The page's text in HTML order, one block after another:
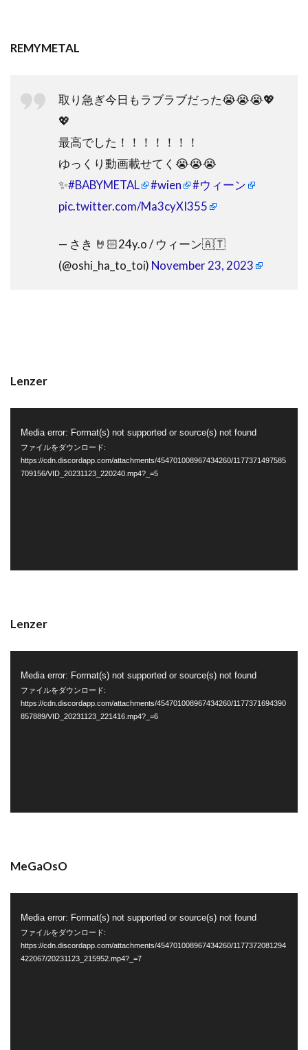
REMYMETAL
取り急ぎ今日もラブラブだった😭😭😭💖
💖
最高でした！！！！！！！
ゆっくり動画載せてく😭😭😭
✨#BABYMETAL #wien
#ウィーン
pic.twitter.com/Ma3cyXI355
— さき 🤘🏻24y.o / ウィーン🇦🇹
(@oshi_ha_to_toi) November 23, 2023
Lenzer
プ
Media error: Format(s) not supported or source(s) not found
ファイルをダウンロード:
https://cdn.discordapp.com/attachments/454701008967434260/1177371497585
709156/VID_20231123_220240.mp4?_=5
Lenzer
プ
Media error: Format(s) not supported or source(s) not found
ファイルをダウンロード:
https://cdn.discordapp.com/attachments/454701008967434260/1177371694390
857889/VID_20231123_221416.mp4?_=6
MeGaOsO
プ
Media error: Format(s) not supported or source(s) not found
ファイルをダウンロード:
https://cdn.discordapp.com/attachments/454701008967434260/1177372081294
422067/20231123_215952.mp4?_=7